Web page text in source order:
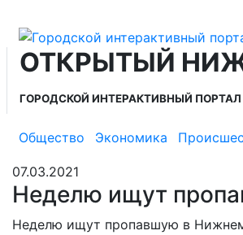
ОТКРЫТЫЙ
ГОРОДСКОЙ ИНТЕРАКТИВНЫЙ ПОРТАЛ
Общество Экономика
07.03.2021
Неделю ищут
Неделю ищут пропавшую в